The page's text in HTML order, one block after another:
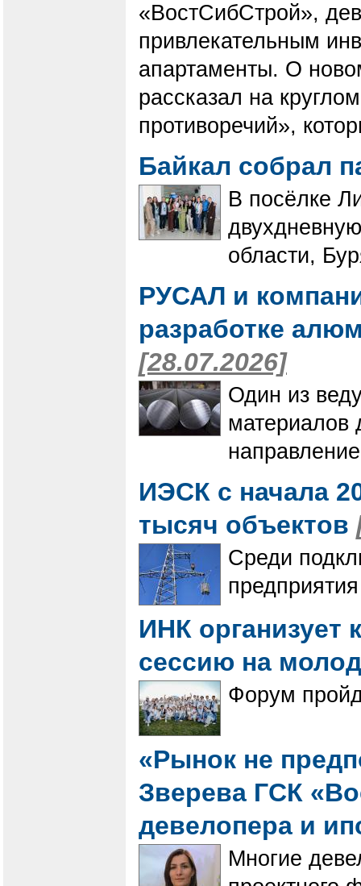
«ВостСибСтрой»,
привлекательным
апартаменты. О
рассказал на
противоречий»,
Байкал собрал
В посёлке
области,
РУСАЛ и
разработке
[28.07.2026]
Один из
материалов
ИЭСК с начала
тысяч объектов
Среди
ИНК организует
сессию на
Форум
«Рынок не
Зверева ГСК
девелопера и
Многие